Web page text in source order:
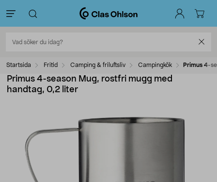
Startsida Fritid Camping & friluftsliv Campingkök Primus 4-
Primus 4-season Mug, rostfri mugg med
handtag, 0,2 liter